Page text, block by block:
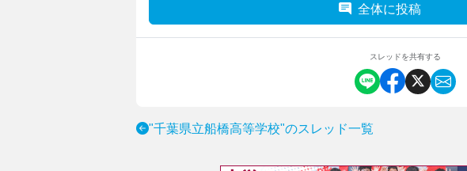
全体に投稿
スレッドを共有する
"千葉県立船橋高等学校"のスレッド一覧